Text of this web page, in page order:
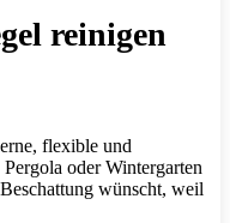
reinigen
flexible und
oder Wintergarten
wünscht, weil